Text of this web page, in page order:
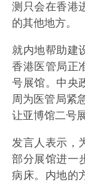
测只会在香港
的其他地方。
就内地帮助建
香港医管局正
号展馆。中央
周为医管局紧
让亚博馆二号
发言人表示，
部分展馆进一
病床。内地的